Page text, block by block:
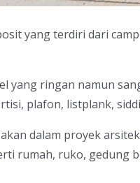
yang terdiri dari
yang ringan namun
plafon, listplank,
dalam proyek
rumah, ruko, gedung